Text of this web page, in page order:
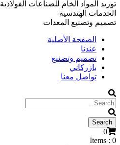
توريد المواد الخام للصناعات الفولاذية
الخدمات الهندسية
تصميم وتصنيع المعدات
الصفحة الأصلية
عندنا
تصميم وتصنيع
بازركاني
تواصل معنا
0
Items : 0